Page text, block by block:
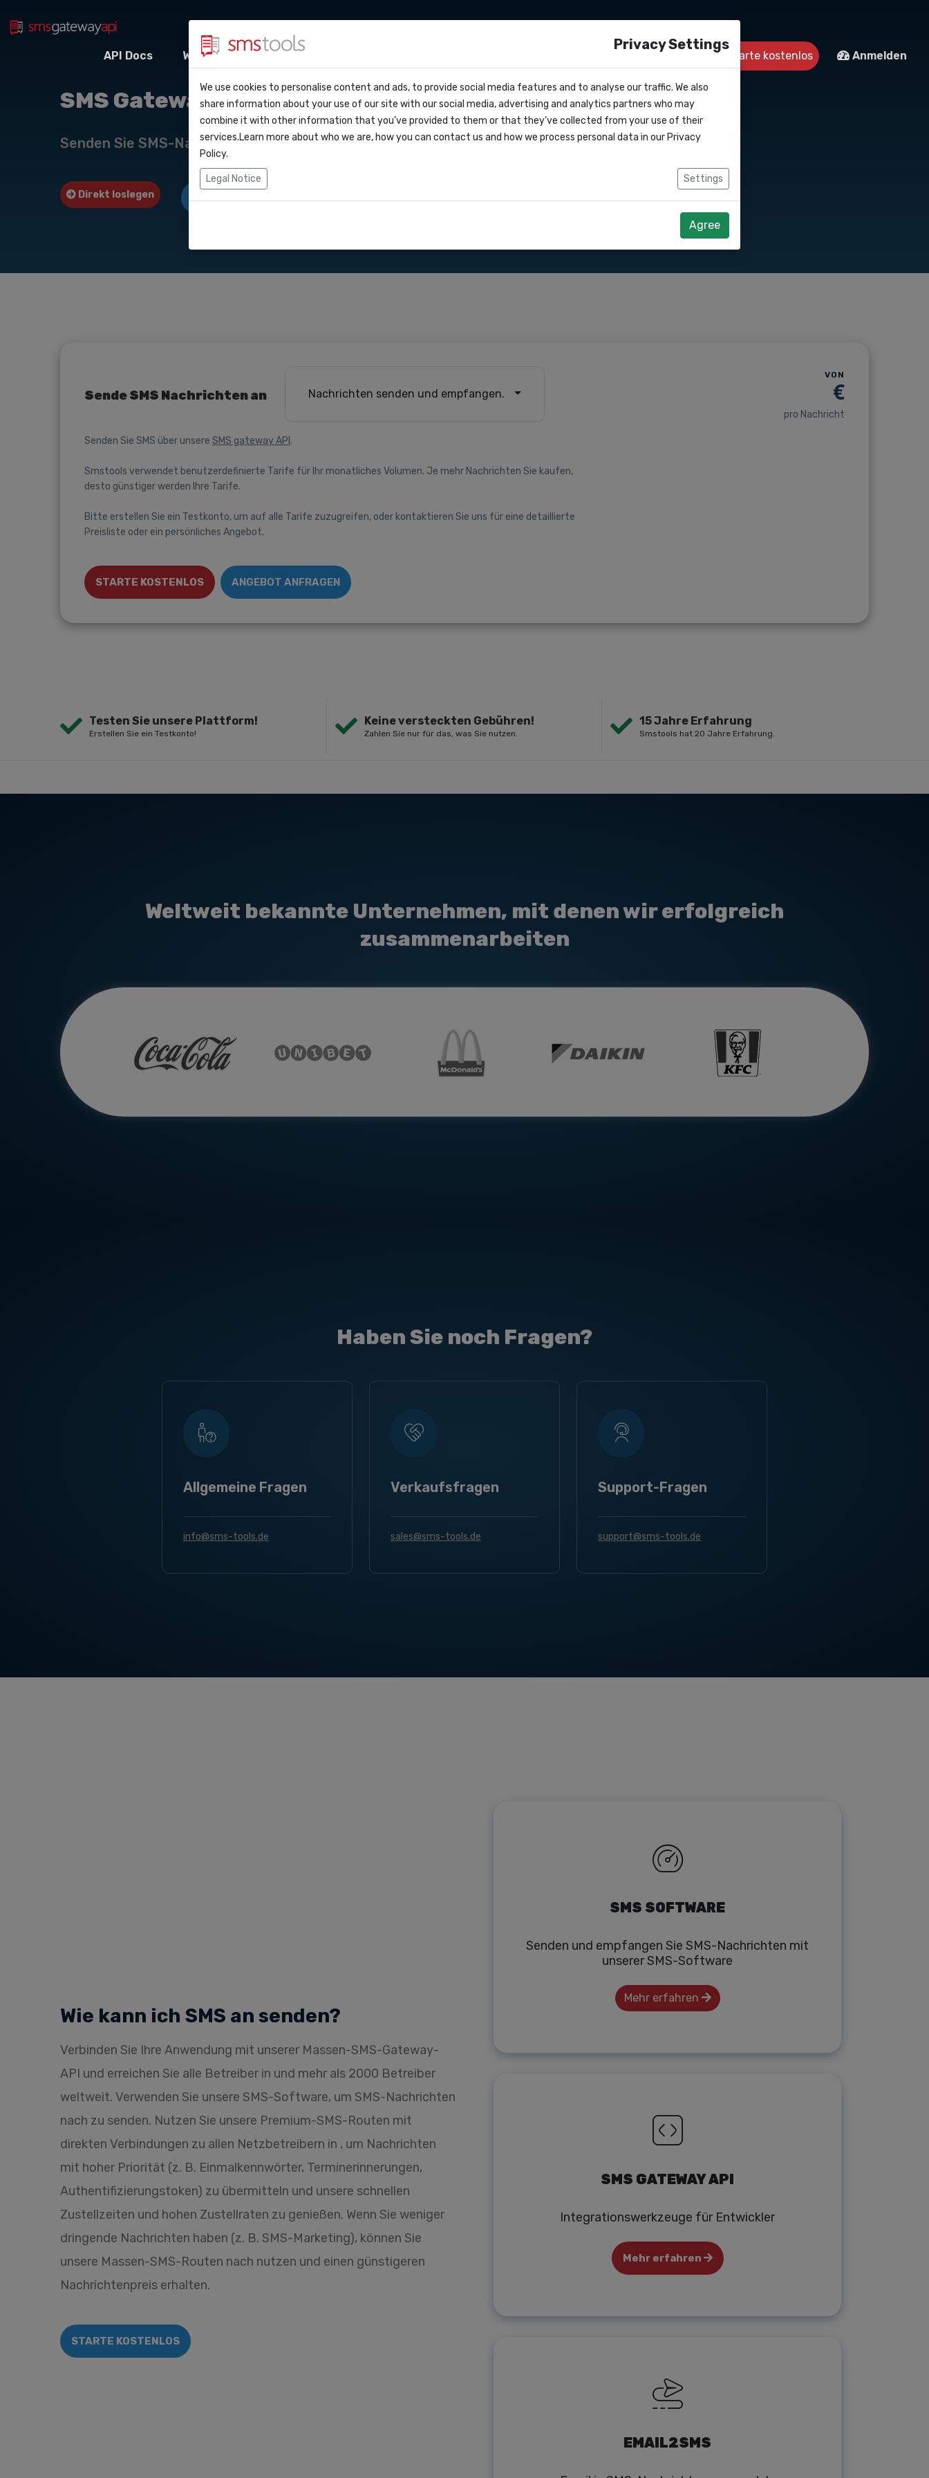
API Docs Webhooks Integrationen Kontakt Starte kostenlos Anmelden
API Docs
Zapier
Blog
Service level agreement
(sla)
Angebot anfordern
SMS Gateway API nach
Senden Sie SMS-Nachrichten über unsere SMS Gateway API.
Direkt loslegen Angebot anfordern
Sende SMS Nachrichten an Nachrichten senden und empfangen.
Senden Sie SMS über unsere SMS gateway API .
Smstools verwendet benutzerdefinierte Tarife für Ihr monatliches Volumen. Je mehr Nachrichten Sie kaufen,
desto günstiger werden Ihre Tarife.
Bitte erstellen Sie ein Testkonto, um auf alle Tarife zuzugreifen, oder kontaktieren Sie uns für eine detaillierte
Preisliste oder ein persönliches Angebot.
STARTE KOSTENLOS ANGEBOT ANFRAGEN
VON
€
pro Nachricht
Testen Sie unsere Plattform!
Erstellen Sie ein Testkonto!
Keine versteckten Gebühren!
Zahlen Sie nur für das, was Sie nutzen.
15 Jahre Erfahrung
Smstools hat 20 Jahre Erfahrung.
Weltweit bekannte Unternehmen, mit denen wir erfolgreich
zusammenarbeiten
Haben Sie noch Fragen?
Allgemeine Fragen
info@sms-tools.de
Verkaufsfragen
sales@sms-tools.de
Support-Fragen
support@sms-tools.de
Wie kann ich SMS an senden?
Verbinden Sie Ihre Anwendung mit unserer Massen-SMS-Gateway-
API und erreichen Sie alle Betreiber in und mehr als 2000 Betreiber
weltweit. Verwenden Sie unsere SMS-Software, um SMS-Nachrichten
nach zu senden. Nutzen Sie unsere Premium-SMS-Routen mit
direkten Verbindungen zu allen Netzbetreibern in , um Nachrichten
mit hoher Priorität (z. B. Einmalkennwörter, Terminerinnerungen,
Authentifizierungstoken) zu übermitteln und unsere schnellen
Zustellzeiten und hohen Zustellraten zu genießen. Wenn Sie weniger
dringende Nachrichten haben (z. B. SMS-Marketing), können Sie
unsere Massen-SMS-Routen nach nutzen und einen günstigeren
Nachrichtenpreis erhalten.
STARTE KOSTENLOS
SMS SOFTWARE
Senden und empfangen Sie SMS-Nachrichten mit
unserer SMS-Software
Mehr erfahren
SMS GATEWAY API
Integrationswerkzeuge für Entwickler
Mehr erfahren
EMAIL2SMS
Privacy Settings
We use cookies to personalise content and ads, to provide social media features and to analyse our traffic. We also
share information about your use of our site with our social media, advertising and analytics partners who may
combine it with other information that you’ve provided to them or that they’ve collected from your use of their
services.Learn more about who we are, how you can contact us and how we process personal data in our Privacy
Policy.
Legal Notice Settings
Agree